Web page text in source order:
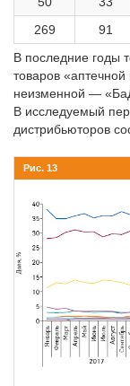
269
91
В последние годы
товаров
неизменной —
В исследуемый
дистрибьюторов
Рис. 13